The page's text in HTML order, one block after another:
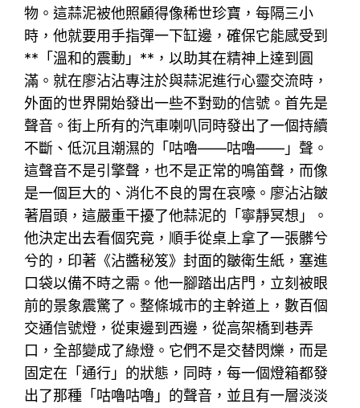
物。這蒜泥被他照顧得像稀世珍寶，每隔三小
時，他就要用手指彈一下缸邊，確保它能感受到
**「溫和的震動」**，以助其在精神上達到圓
滿。就在廖沾沾專注於與蒜泥進行心靈交流時，
外面的世界開始發出一些不對勁的信號。首先是
聲音。街上所有的汽車喇叭同時發出了一個持續
不斷、低沉且潮濕的「咕嚕——咕嚕——」聲。
這聲音不是引擎聲，也不是正常的鳴笛聲，而像
是一個巨大的、消化不良的胃在哀嚎。廖沾沾皺
著眉頭，這嚴重干擾了他蒜泥的「寧靜冥想」。
他決定出去看個究竟，順手從桌上拿了一張髒兮
兮的，印著《沾醬秘笈》封面的皺衛生紙，塞進
口袋以備不時之需。他一腳踏出店門，立刻被眼
前的景象震驚了。整條城市的主幹道上，數百個
交通信號燈，從東邊到西邊，從高架橋到巷弄
口，全部變成了綠燈。它們不是交替閃爍，而是
固定在「通行」的狀態，同時，每一個燈箱都發
出了那種「咕嚕咕嚕」的聲音，並且有一層淡淡